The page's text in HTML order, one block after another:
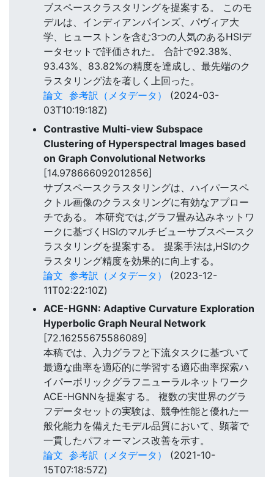
ブスペースクラスタリングを提案する。 このモ
デルは、インディアンパインズ、パヴィア大
学、ヒューストンを含む3つの人気のあるHSIデ
ータセットで評価された。 合計で92.38%、
93.43%、83.82%の精度を達成し、最先端のク
ラスタリング法を著しく上回った。
論文 参考訳（メタデータ）
(2024-03-
03T10:19:18Z)
Contrastive Multi-view Subspace
Clustering of Hyperspectral Images based
on Graph Convolutional Networks
[14.978666092012856]
サブスペースクラスタリングは、ハイパースペ
クトル画像のクラスタリングに有効なアプロー
チである。 本研究では,グラフ畳み込みネットワ
ークに基づくHSIのマルチビューサブスペースク
ラスタリングを提案する。 提案手法は,HSIのク
ラスタリング精度を効果的に向上する。
論文 参考訳（メタデータ）
(2023-12-
11T02:22:10Z)
ACE-HGNN: Adaptive Curvature Exploration
Hyperbolic Graph Neural Network
[72.16255675586089]
本稿では、入力グラフと下流タスクに基づいて
最適な曲率を適応的に学習する適応曲率探索ハ
イパーボリックグラフニューラルネットワーク
ACE-HGNNを提案する。 複数の実世界のグラ
フデータセットの実験は、競争性能と優れた一
般化能力を備えたモデル品質において、顕著で
一貫したパフォーマンス改善を示す。
論文 参考訳（メタデータ）
(2021-10-
15T07:18:57Z)